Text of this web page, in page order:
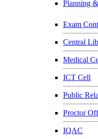
Planning
Exam
Central
Medical
ICT Cell
Public
Proctor
IQAC